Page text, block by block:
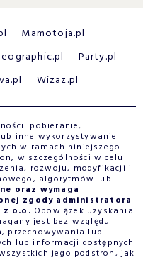
Mamotoja.pl
Party.pl
Wizaz.pl
pobieranie,
inne wykorzystywanie
w ramach niniejszego
w szczególności w celu
rozwoju, modyfikacji i
algorytmów lub
oraz wymaga
zgody administratora
z o.o. Obowiązek uzyskania
jest bez względu
przechowywania lub
lub informacji dostępnych
jego podstron, jak